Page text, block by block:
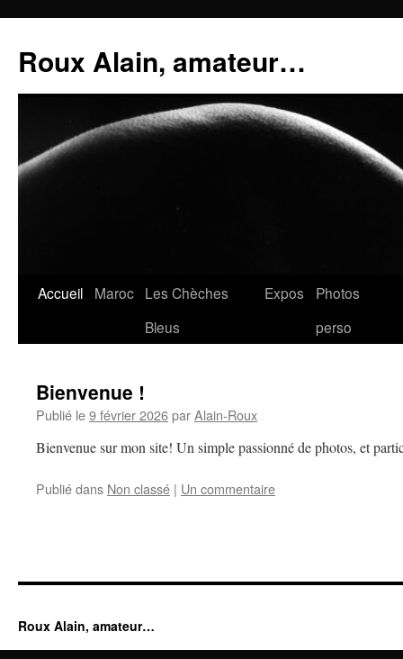
contenu
Roux Alain, amateur…
Accueil Maroc Les Chèches
Bleus
Expos
Photos
perso
Bienvenue !
Publié le9 février 2026parAlain-Roux
Bienvenue sur mon site! Un simple passionné de photos, et
Publié dans Non classé | Un commentaire
Roux Alain, amateur…